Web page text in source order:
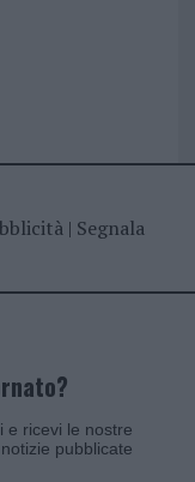
| Segnala
e ricevi le nostre
pubblicate